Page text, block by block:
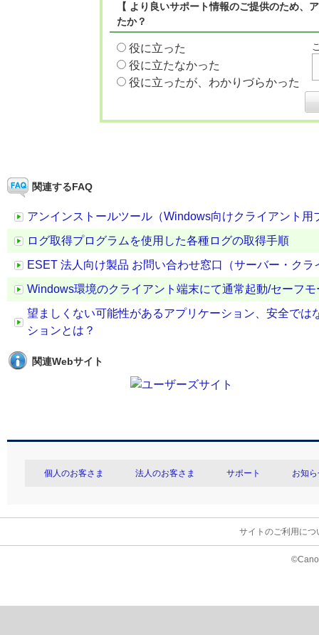
【 より良いサポート情報のご提供のため
たか？
役に立った
役に立たなかった
役に立ったが、わかりづらかった
関連するFAQ
アンインストールツール（Windows向けクライアント
ログ取得プログラムを使用した各種ログの取得手順
ESET 法人向け製品 お問い合わせ窓口（サーバー・クラ
Windows環境のクライアント端末にて通常起動/セーフ
望ましくない可能性があるアプリケーション、安全で
ションとは？
関連Webサイト
個人のお客さま 法人のお客さま サポート お知
サイトのご利用につ